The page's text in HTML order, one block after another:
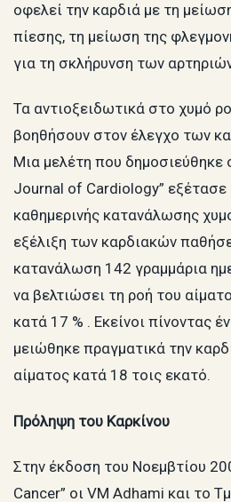
οφελεί την καρδιά με τη
πίεσης, τη μείωση της
για τη σκλήρυνση των
Τα αντιοξειδωτικά στο χυμό
βοηθήσουν στον έλεγχο των
Μια μελέτη που δημοσιεύθηκε
Journal of Cardiology” εξέτασε
καθημερινής κατανάλωσης
εξέλιξη των καρδιακών
κατανάλωση 142 γραμμάρια
να βελτιώσει τη ροή του
κατά 17 % . Εκείνοι πίνοντας
μειώθηκε πραγματικά την
αίματος κατά 18 τοις εκατό.
Πρόληψη του Καρκίνου
Στην έκδοση του Νοεμβτίου
Cancer” οι VM Adhami και το